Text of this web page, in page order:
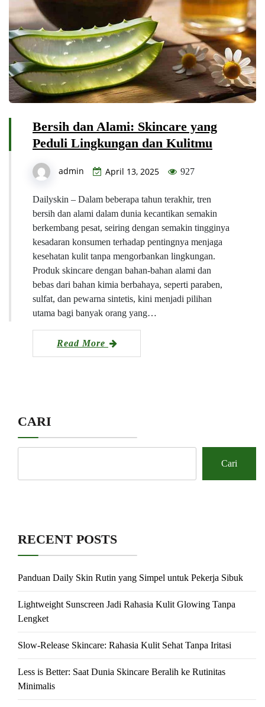
Bersih dan Alami: Skincare yang
Peduli Lingkungan dan Kulitmu
admin April 13, 2025 927
Dailyskin – Dalam beberapa tahun terakhir, tren
bersih dan alami dalam dunia kecantikan semakin
berkembang pesat, seiring dengan semakin tingginya
kesadaran konsumen terhadap pentingnya menjaga
kesehatan kulit tanpa mengorbankan lingkungan.
Produk skincare dengan bahan-bahan alami dan
bebas dari bahan kimia berbahaya, seperti paraben,
sulfat, dan pewarna sintetis, kini menjadi pilihan
utama bagi banyak orang yang…
Read More
CARI
Cari
RECENT POSTS
Panduan Daily Skin Rutin yang Simpel untuk Pekerja Sibuk
Lightweight Sunscreen Jadi Rahasia Kulit Glowing Tanpa
Lengket
Slow-Release Skincare: Rahasia Kulit Sehat Tanpa Iritasi
Less is Better: Saat Dunia Skincare Beralih ke Rutinitas
Minimalis